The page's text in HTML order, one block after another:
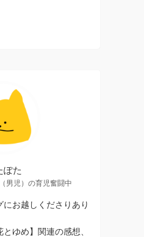
ぽた
男児）の育児奮闘中
お越しくださりあり
ゆめ】関連の感想、